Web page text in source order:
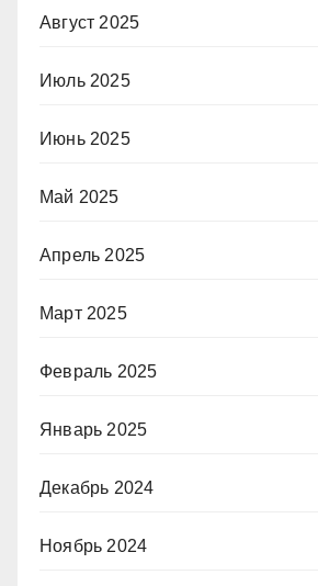
Август 2025
Июль 2025
Июнь 2025
Май 2025
Апрель 2025
Март 2025
Февраль 2025
Январь 2025
Декабрь 2024
Ноябрь 2024